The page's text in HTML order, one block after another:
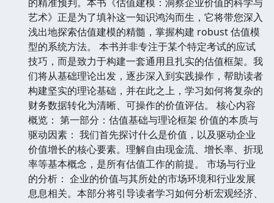
艺术》正是为了填补这一知识鸿沟而生，它将带您深入
浅出地探索估值建模的精髓，掌握构建 robust 估值模
型的系统方法。 本书并非专注于某个特定考试的应试
技巧，而是致力于构建一套通用且扎实的估值框架。我
们将从基础理论出发，逐步深入到实践操作，帮助读者
构建坚实的理论基础，并在此之上，学习如何将复杂的
财务数据转化为清晰、可操作的价值评估。 核心内容
概览： 第一部分：估值基础与理论框架 价值的本质与
驱动因素： 我们首先探讨什么是价值，以及驱动企业
价值增长的核心要素。理解自由现金流、增长率、折现
率等基本概念，是所有估值工作的前提。 市场与行业
的分析： 企业的价值与其所处的市场环境和行业发展
息息相关。本部分将引导读者学习如何分析宏观经济、